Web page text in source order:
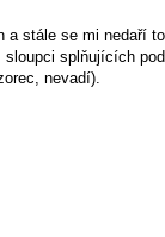
a stále se mi nedaří
splňujících
nevadí).